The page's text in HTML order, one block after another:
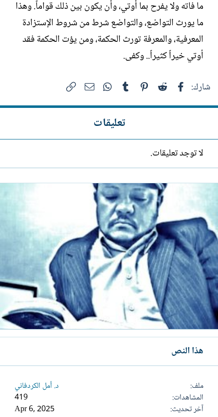
ما فاته ولا يفرح بما أوتي، وأن يكون بين ذلك قواماً. وهذا
ما يورث التواضع، والتواضع شرط من شروط الإستزادة
المعرفية، والمعرفة تورث الحكمة، ومن يؤت الحكمة فقد
أوتي خيراً كثيراً.. وكفى.
شارك: فيسبوك Reddit
Pinterest
Tumblr
WhatsAppالبريد الإلكتروني
تعليقات
لا توجد تعليقات.
هذا النص
ملف
د. أمل الكردفاني
المشاهدات
419
آخر تحديث
Apr 6, 2025